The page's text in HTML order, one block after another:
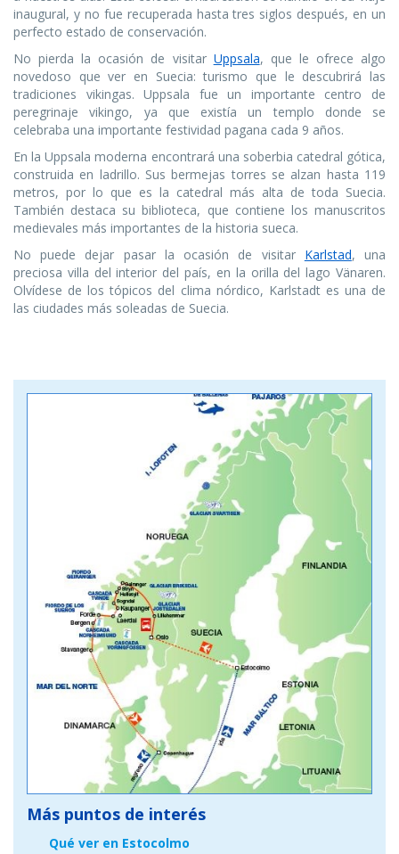
inaugural, y no fue recuperada hasta tres siglos después, en un
perfecto estado de conservación.
No pierda la ocasión de visitar Uppsala, que le ofrece algo
novedoso que ver en Suecia: turismo que le descubrirá las
tradiciones vikingas. Uppsala fue un importante centro de
peregrinaje vikingo, ya que existía un templo donde se
celebraba una importante festividad pagana cada 9 años.
En la Uppsala moderna encontrará una soberbia catedral gótica,
construida en ladrillo. Sus bermejas torres se alzan hasta 119
metros, por lo que es la catedral más alta de toda Suecia.
También destaca su biblioteca, que contiene los manuscritos
medievales más importantes de la historia sueca.
No puede dejar pasar la ocasión de visitar Karlstad, una
preciosa villa del interior del país, en la orilla del lago Vänaren.
Olvídese de los tópicos del clima nórdico, Karlstadt es una de
las ciudades más soleadas de Suecia.
Más puntos de interés
Qué ver en Estocolmo